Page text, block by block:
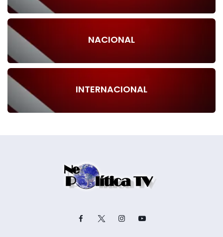
NACIONAL
INTERNACIONAL